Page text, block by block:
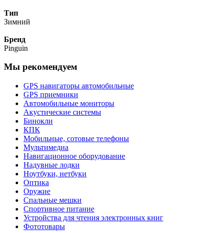
Тип
Зимний
Бренд
Pinguin
Мы рекомендуем
GPS навигаторы автомобильные
GPS приемники
Автомобильные мониторы
Акустические системы
Бинокли
КПК
Мобильные, сотовые телефоны
Мультимедиа
Навигационное оборудование
Надувные лодки
Ноутбуки, нетбуки
Оптика
Оружие
Спальные мешки
Спортивное питание
Устройства для чтения электронных книг
Фототовары